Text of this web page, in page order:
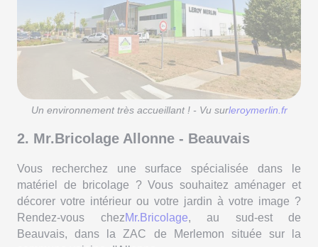
Un environnement très accueillant ! - Vu surleroymerlin.fr
2. Mr.Bricolage Allonne - Beauvais
Vous recherchez une surface spécialisée dans le
matériel de bricolage ? Vous souhaitez aménager et
décorer votre intérieur ou votre jardin à votre image ?
Rendez-vous chezMr.Bricolage, au sud-est de
Beauvais, dans la ZAC de Merlemon située sur la